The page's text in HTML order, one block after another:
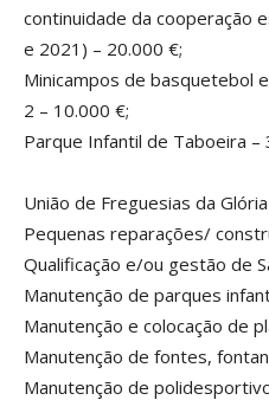
continuidade da cooperação
e 2021) – 20.000 €;
Minicampos de basquetebol
2 – 10.000 €;
Parque Infantil de Taboeira –
União de Freguesias da
Pequenas reparações/
Qualificação e/ou gestão de
Manutenção de parques
Manutenção e colocação de
Manutenção de fontes,
Manutenção de